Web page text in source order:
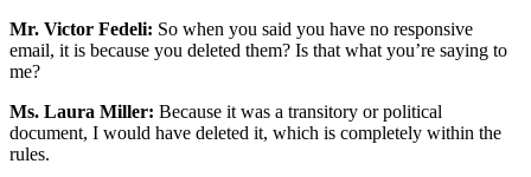
Mr. Victor Fedeli: So when you said you have no responsive
email, it is because you deleted them? Is that what you’re saying to
me?
Ms. Laura Miller: Because it was a transitory or political
document, I would have deleted it, which is completely within the
rules.